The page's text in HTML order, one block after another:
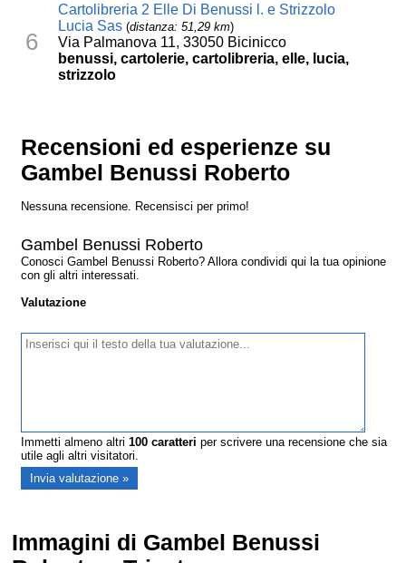
6
Cartolibreria 2 Elle Di Benussi l. e Strizzolo
Lucia Sas (distanza: 51,29 km)
Via Palmanova 11, 33050 Bicinicco
benussi, cartolerie, cartolibreria, elle, lucia,
strizzolo
Recensioni ed esperienze su
Gambel Benussi Roberto
Nessuna recensione. Recensisci per primo!
Gambel Benussi Roberto
Conosci Gambel Benussi Roberto? Allora condividi qui la tua opinione
con gli altri interessati.
Valutazione
Immetti almeno altri100 caratteri per scrivere una recensione che sia
utile agli altri visitatori.
Immagini di Gambel Benussi